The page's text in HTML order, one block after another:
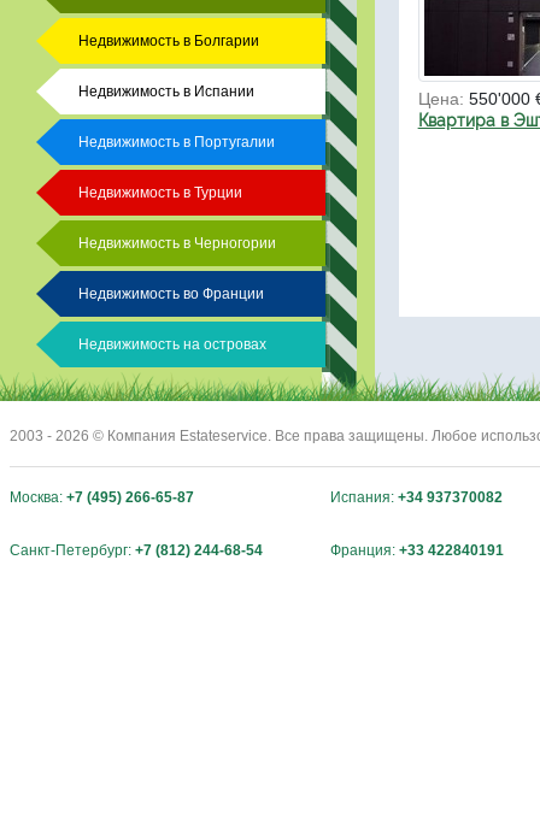
Цена: 550'000
Квартира в
Недвижимость в Болгарии
Недвижимость в Испании
Недвижимость в Португалии
Недвижимость в Турции
Недвижимость в Черногории
Недвижимость во Франции
Недвижимость на островах
2003 - 2026 © Компания Estateservice. Все права защищены. Любое
Москва: +7 (495) 266-65-87 Испания: +34 937370082
Санкт-Петербург: +7 (812) 244-68-54 Франция: +33 422840191